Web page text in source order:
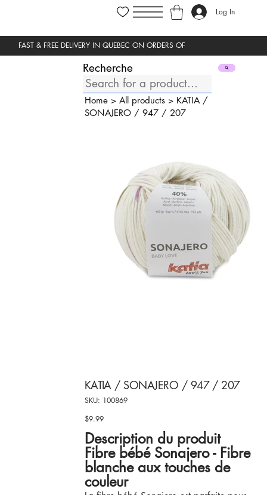
Log In
Recherche
Home> All products> KATIA /
SONAJERO / 947 / 207
KATIA / SONAJERO / 947 / 207
SKU:
SKU
100869
100869
Price
$9.99
Description du produit
Fibre bébé Sonajero - Fibre
blanche aux touches de
couleur